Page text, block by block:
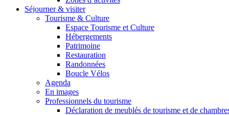
Séjourner & visiter
Tourisme & Culture
Espace Tourisme et Culture
Hébergements
Patrimoine
Restauration
Randonnées
Boucle Vélos
Agenda
En images
Professionnels du tourisme
Déclaration de meublés de tourisme et de